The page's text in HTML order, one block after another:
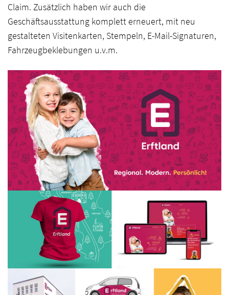
Digital
Agentur
Startseite
Claim. Zusätzlich haben wir auch die
Geschäftsausstattung komplett erneuert, mit neu
gestalteten Visitenkarten, Stempeln, E-Mail-Signaturen,
Fahrzeugbeklebungen u.v.m.